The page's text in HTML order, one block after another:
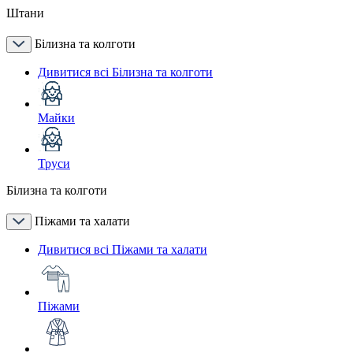
Штани
Білизна та колготи
Дивитися всі Білизна та колготи
Майки
Труси
Білизна та колготи
Піжами та халати
Дивитися всі Піжами та халати
Піжами